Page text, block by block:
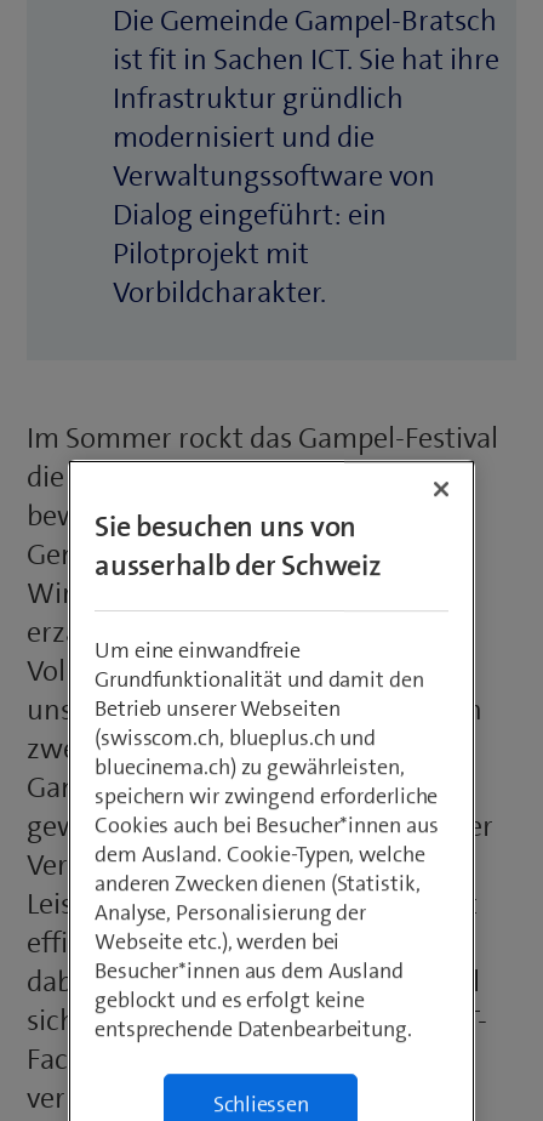
Die Gemeinde Gampel-Bratsch
ist fit in Sachen ICT. Sie hat ihre
Infrastruktur gründlich
modernisiert und die
Verwaltungssoftware von
Dialog eingeführt: ein
Pilotprojekt mit
Vorbildcharakter.
Im Sommer rockt das Gampel-Festival
die halbe Schweiz, und auch sonst
bewegt sich in der Oberwalliser
Gemeinde ziemlich viel. «Die
Wirtschaft in der Region brummt»,
erzählt Gemeindeschreiber Marco
Volken. «Das wirkt sich auch auf
unsere Gemeinde aus. Innerhalb von
zwei Jahren ist die Bevölkerung in
Gampel-Bratsch um zehn Prozent
gewachsen.» Entsprechend steigt der
Verwaltungsaufwand – es gilt, die
Leistungen der Gemeinde möglichst
effizient zu erbringen. Die ICT spielt
dabei eine entscheidende Rolle. Weil
sich die Gemeinde keine eigenen ICT-
Fachkräfte leisten kann, ist sie auf
verlässliche Partner angewiesen.
Sie besuchen uns von
ausserhalb der Schweiz
Um eine einwandfreie
Grundfunktionalität und damit den
Betrieb unserer Webseiten
(swisscom.ch, blueplus.ch und
bluecinema.ch) zu gewährleisten,
speichern wir zwingend erforderliche
Cookies auch bei Besucher*innen aus
dem Ausland. Cookie-Typen, welche
anderen Zwecken dienen (Statistik,
Analyse, Personalisierung der
Webseite etc.), werden bei
Besucher*innen aus dem Ausland
geblockt und es erfolgt keine
entsprechende Datenbearbeitung.
Schliessen